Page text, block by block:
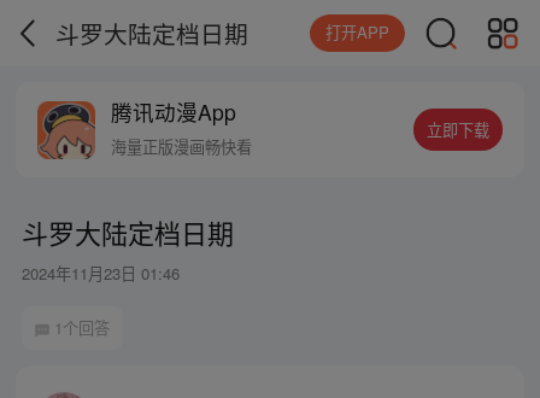
斗罗大陆定档日期 打开APP
腾讯动漫App
海量正版漫画畅快看
立即下载
斗罗大陆定档日期
2024年11月23日 01:46
1个回答